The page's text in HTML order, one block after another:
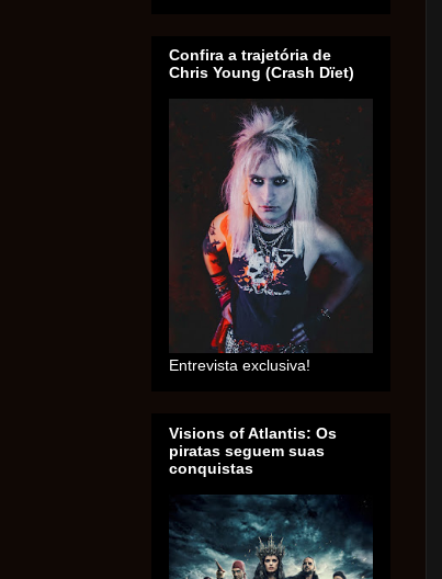
Confira a trajetória de
Chris Young (Crash Dïet)
Entrevista exclusiva!
Visions of Atlantis: Os
piratas seguem suas
conquistas